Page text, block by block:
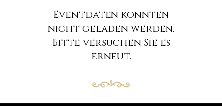
Eventdaten konnten
nicht geladen werden.
Bitte versuchen Sie es
erneut.